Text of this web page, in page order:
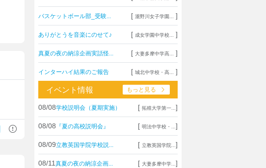
バスケットボール部_受験... [ 瀧野川女子学園... ]
ありがとうを音楽にのせて♪ [ 成女学園中学校... ]
真夏の夜の納涼企画実話怪... [ 大妻多摩中学高... ]
インターハイ結果のご報告 [ 城北中学校・高... ]
イベント情報 もっと見る
08/08学校説明会（夏期実施） [ 拓殖大学第一... ]
08/08 『夏の高校説明会』 [ 明法中学校・... ]
08/09立教英国学院学校説... [ 立教英国学院... ]
08/11 真夏の夜の納涼企画... [ 大妻多摩中学... ]